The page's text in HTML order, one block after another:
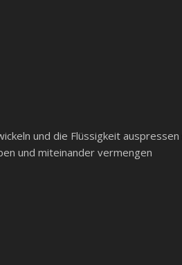
und die Flüssigkeit
und miteinander vermengen